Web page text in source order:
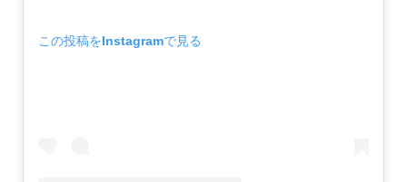
この投稿をInstagramで見る